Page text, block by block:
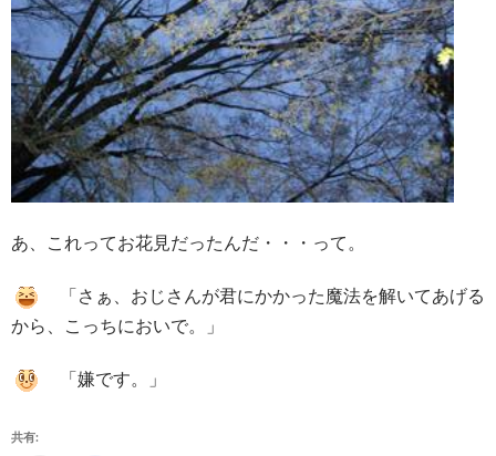
あ、これってお花見だったんだ・・・って。
「さぁ、おじさんが君にかかった魔法を解いてあげる
から、こっちにおいで。」
「嫌です。」
共有: